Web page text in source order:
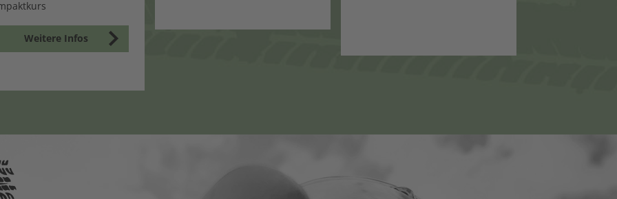
Weitere Infos